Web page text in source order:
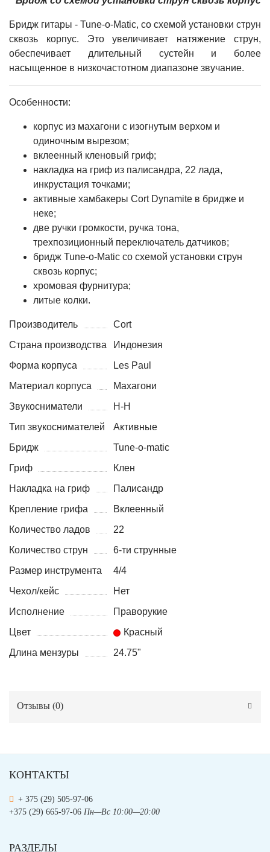
Бридж гитары - Tune-o-Matic, со схемой установки струн
сквозь корпус. Это увеличивает натяжение струн,
обеспечивает длительный сустейн и более
насыщенное в низкочастотном диапазоне звучание.
Особенности:
корпус из махагони с изогнутым верхом и
одиночным вырезом;
вклеенный кленовый гриф;
накладка на гриф из палисандра, 22 лада,
инкрустация точками;
активные хамбакеры Cort Dynamite в бридже и
неке;
две ручки громкости, ручка тона,
трехпозиционный переключатель датчиков;
бридж Tune-o-Matic со схемой установки струн
сквозь корпус;
хромовая фурнитура;
литые колки.
Производитель
Cort
Страна производства
Индонезия
Форма корпуса
Les Paul
Материал корпуса
Махагони
Звукосниматели
H-H
Тип звукоснимателей
Активные
Бридж
Tune-o-matic
Гриф
Клен
Накладка на гриф
Палисандр
Крепление грифа
Вклеенный
Количество ладов
22
Количество струн
6-ти струнные
Размер инструмента
4/4
Чехол/кейс
Нет
Исполнение
Праворукие
Цвет
Красный
Длина мензуры
24.75"
Отзывы (0)
КОНТАКТЫ
+ 375 (29) 505-97-06
+375 (29) 665-97-06 Пн—Вс 10:00—20:00
РАЗДЕЛЫ